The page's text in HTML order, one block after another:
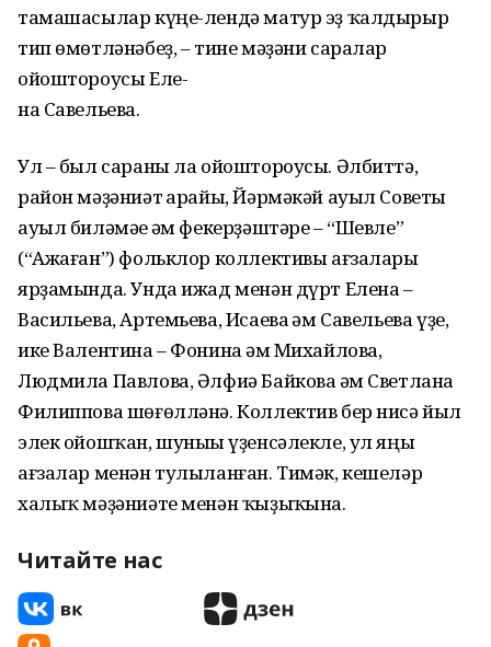
тамашасылар күңе-лендә матур эҙ ҡалдырыр
тип өмөтләнәбеҙ, – тине мәҙәни саралар
ойоштороусы Еле-
на Савельева.
Ул – был сараны ла ойоштороусы. Әлбиттә,
район мәҙәниәт һарайы, Йәрмәкәй ауыл Советы
ауыл биләмәһе һәм фекерҙәштәре – “Шевле”
(“Ажаған”) фольклор коллективы ағзалары
ярҙамында. Унда ижад менән дүрт Елена –
Васильева, Артемьева, Исаева һәм Савельева үҙе,
ике Валентина – Фонина һәм Михайлова,
Людмила Павлова, Әлфиә Байкова һәм Светлана
Филиппова шөғөлләнә. Коллектив бер нисә йыл
элек ойошҡан, шуныһы үҙенсәлекле, ул яңы
ағзалар менән тулыланған. Тимәк, кешеләр
халыҡ мәҙәниәте менән ҡыҙыҡһына.
Читайте нас